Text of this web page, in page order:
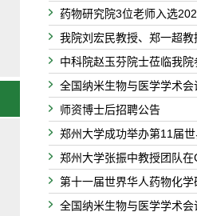
药物研究院3位老师入选
我院刘宏民教授、郑一超
中科院赵玉芬院士莅临我
全国纳米生物与医学学术会
师资博士后招聘公告
郑州大学成功举办第11届
郑州大学张振中教授团队
第十一届世界华人药物化
全国纳米生物与医学学术